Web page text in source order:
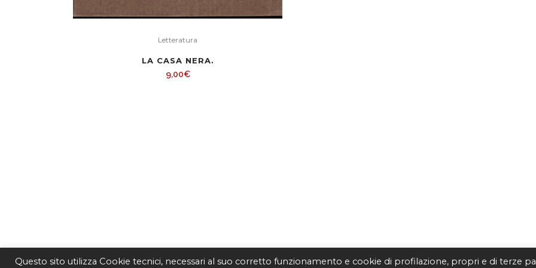
Letteratura
LA CASA NERA.
9,00€
Questo sito utilizza Cookie tecnici, necessari al suo corretto funzionamento e cookie di profilazione, propri e di terze